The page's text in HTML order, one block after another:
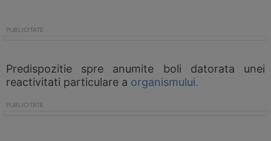
Predispozitie spre anumite boli datorata unei
reactivitati particulare a organismului.